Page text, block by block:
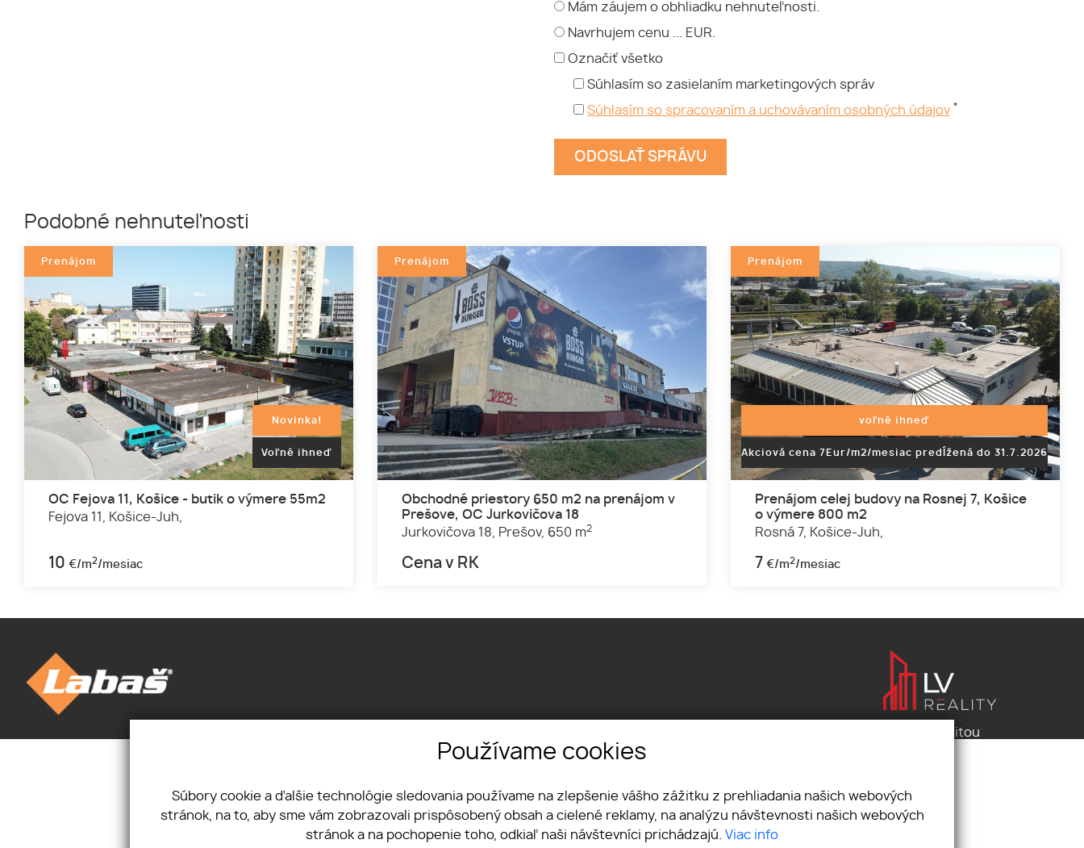
Mám záujem o obhliadku nehnuteľnosti.
Navrhujem cenu ... EUR.
Označiť všetko
Súhlasím so zasielaním marketingových správ
Súhlasím so spracovaním a uchovávaním osobných údajov *
Podobné nehnuteľnosti
Prenájom
Novinka!
Voľné ihneď
OC Fejova 11, Košice - butik o výmere 55m2
Fejova 11,
Košice-Juh,
10 €/m2/mesiac
Prenájom
Obchodné priestory 650 m2 na prenájom v
Prešove, OC Jurkovičova 18
Jurkovičova 18,
Prešov, 650 m2
Cena v RK
Prenájom
voľné ihneď
Akciová cena 7Eur/m2/mesiac predĺžená do 31.7.2026
Prenájom celej budovy na Rosnej 7, Košice
o výmere 800 m2
Rosná 7, Košice-Juh,
7 €/m2/mesiac
Mám záujem
Ponúkam
Textilná 1, 04012 Košice
office@lvreality.sk
Pod záštitou
Používame cookies
Súbory cookie a ďalšie technológie sledovania používame na zlepšenie vášho zážitku z prehliadania našich webových
stránok, na to, aby sme vám zobrazovali prispôsobený obsah a cielené reklamy, na analýzu návštevnosti našich webových
stránok a na pochopenie toho, odkiaľ naši návštevníci prichádzajú. Viac info